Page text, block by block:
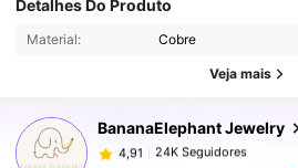
Detalhes Do Produto
Material: Cobre
Veja mais
BananaElephant Jewelry
24K Seguidores
4,91
24K Seguidores
h***5
pago1 dia atrás